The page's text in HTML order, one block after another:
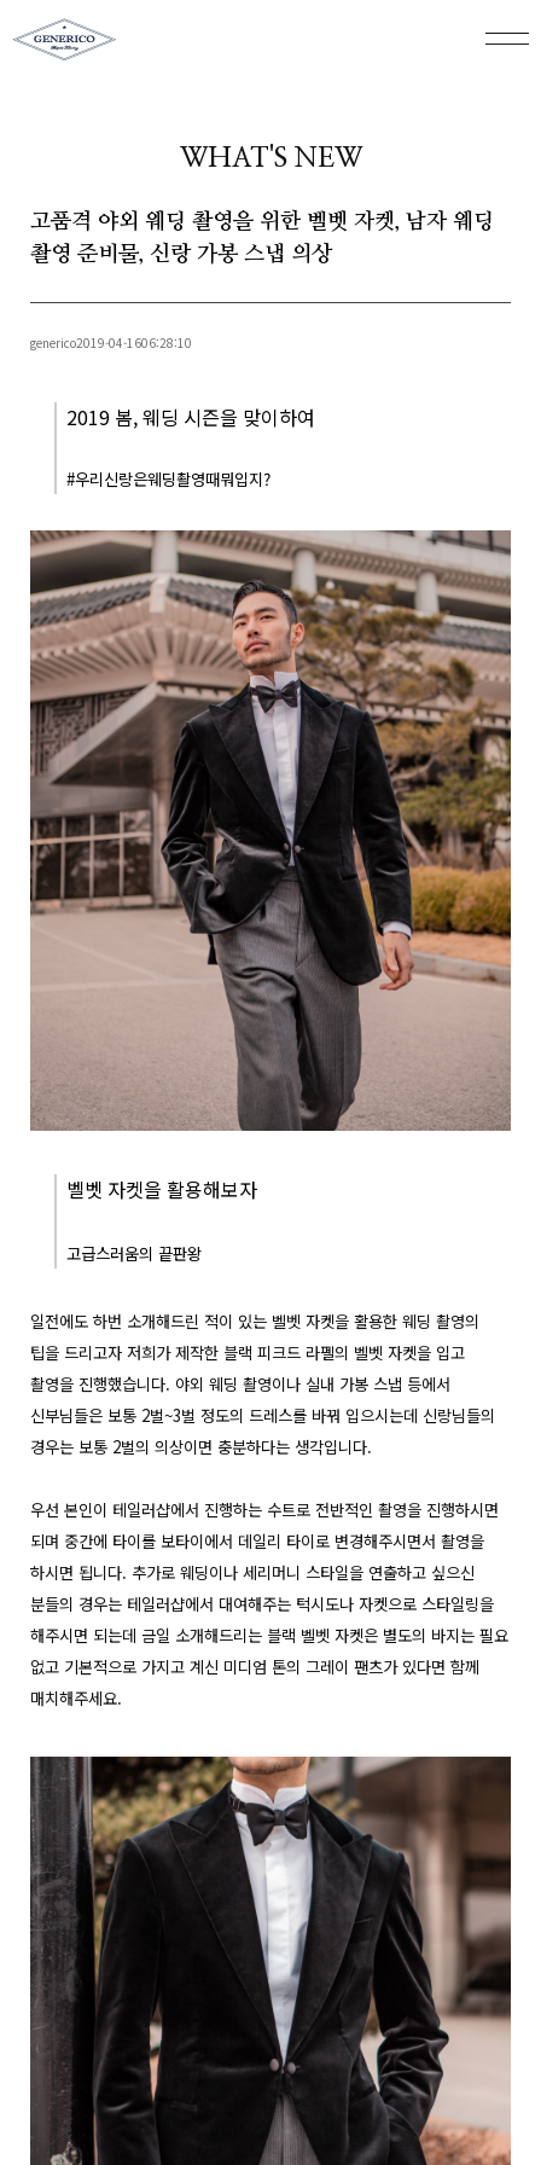
WHAT'S NEW
고품격 야외 웨딩 촬영을 위한 벨벳 자켓, 남자 웨딩
촬영 준비물, 신랑 가봉 스냅 의상
generico2019-04-1606:28:10
2019 봄, 웨딩 시즌을 맞이하여
#우리신랑은웨딩촬영때뭐입지?
벨벳 자켓을 활용해보자
고급스러움의 끝판왕
일전에도 하번 소개해드린 적이 있는 벨벳 자켓을 활용한 웨딩 촬영의
팁을 드리고자 저희가 제작한 블랙 피크드 라펠의 벨벳 자켓을 입고
촬영을 진행했습니다. 야외 웨딩 촬영이나 실내 가봉 스냅 등에서
신부님들은 보통 2벌~3벌 정도의 드레스를 바꿔 입으시는데 신랑님들의
경우는 보통 2벌의 의상이면 충분하다는 생각입니다.
우선 본인이 테일러샵에서 진행하는 수트로 전반적인 촬영을 진행하시면
되며 중간에 타이를 보타이에서 데일리 타이로 변경해주시면서 촬영을
하시면 됩니다. 추가로 웨딩이나 세리머니 스타일을 연출하고 싶으신
분들의 경우는 테일러샵에서 대여해주는 턱시도나 자켓으로 스타일링을
해주시면 되는데 금일 소개해드리는 블랙 벨벳 자켓은 별도의 바지는 필요
없고 기본적으로 가지고 계신 미디엄 톤의 그레이 팬츠가 있다면 함께
매치해주세요.